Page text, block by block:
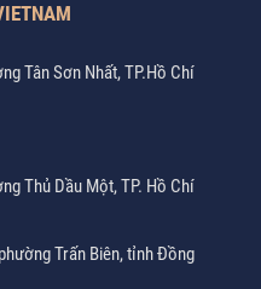
Tân Sơn Nhất, TP.Hồ Chí
Thủ Dầu Một, TP. Hồ Chí
Trấn Biên, tỉnh Đồng